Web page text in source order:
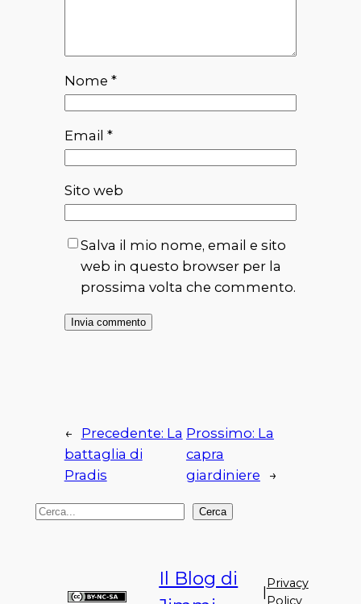
Nome *
Email *
Sito web
Salva il mio nome, email e sito
web in questo browser per la
prossima volta che commento.
← Precedente: La
battaglia di
Pradis
Prossimo: La
capra
giardiniere
→
C
Cerca
Il Blog di
|
Privacy
Policy